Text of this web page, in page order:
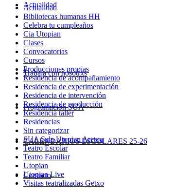
Actualidad
Trabaja con nosotrxs
Programación SUA
CALENDARIOS ESCOLARES 25-26
Contacto
Actualidad
Bibliotecas humanas HH
Celebra tu cumpleaños
Cia Utopian
Clases
Convocatorias
Cursos
Producciones propias
Residencia de acompañamiento
Residencia de experimentación
Residencia de intervención
Residencia de producción
Residencia taller
Residencias
Sin categorizar
SUA Sala Utopian Aretoa
Teatro Escolar
Teatro Familiar
Utopian
Utopian Live
Visitas teatralizadas Getxo